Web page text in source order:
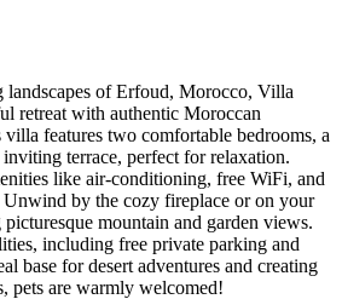
landscapes of Erfoud, Morocco, Villa
retreat with authentic Moroccan
features two comfortable bedrooms, a
terrace, perfect for relaxation.
like air-conditioning, free WiFi, and
by the cozy fireplace or on your
mountain and garden views.
including free private parking and
base for desert adventures and creating
pets are warmly welcomed!